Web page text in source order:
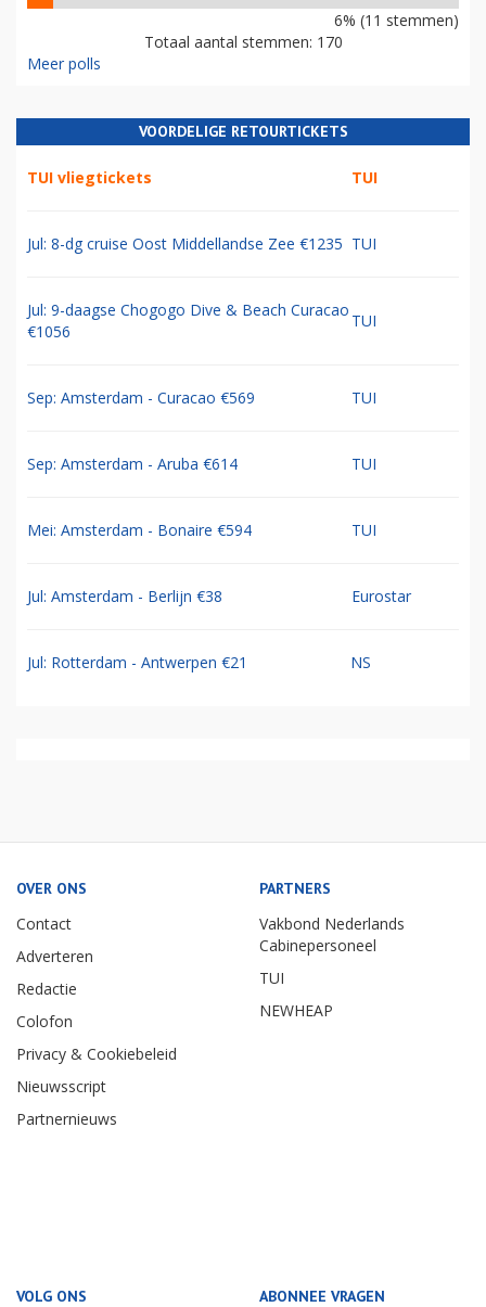
6% (11 stemmen)
Totaal aantal stemmen: 170
Meer polls
VOORDELIGE RETOURTICKETS
TUI vliegtickets TUI
Jul: 8-dg cruise Oost Middellandse Zee €1235 TUI
Jul: 9-daagse Chogogo Dive & Beach Curacao
€1056
TUI
Sep: Amsterdam - Curacao €569 TUI
Sep: Amsterdam - Aruba €614 TUI
Mei: Amsterdam - Bonaire €594 TUI
Jul: Amsterdam - Berlijn €38 Eurostar
Jul: Rotterdam - Antwerpen €21 NS
OVER ONS
Contact
Adverteren
Redactie
Colofon
Privacy & Cookiebeleid
Nieuwsscript
Partnernieuws
PARTNERS
Vakbond Nederlands
Cabinepersoneel
TUI
NEWHEAP
VOLG ONS ABONNEE VRAGEN